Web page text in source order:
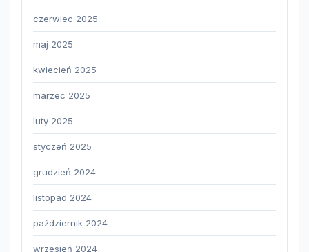
czerwiec 2025
maj 2025
kwiecień 2025
marzec 2025
luty 2025
styczeń 2025
grudzień 2024
listopad 2024
październik 2024
wrzesień 2024